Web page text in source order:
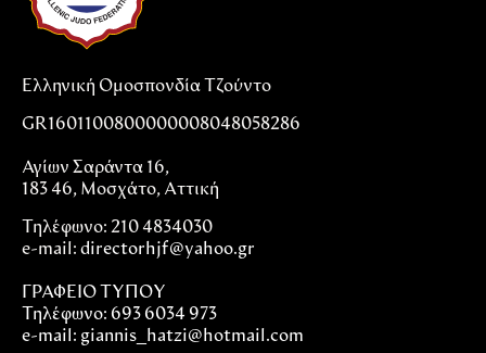
Ελληνική Ομοσπονδία Τζούντο
GR1601100800000008048058286
Αγίων Σαράντα 16,
183 46, Μοσχάτο, Αττική
Τηλέφωνο: 210 4834030
e-mail: directorhjf@yahoo.gr
ΓΡΑΦΕΙΟ ΤΥΠΟΥ
Τηλέφωνο: 693 6034 973
e-mail: giannis_hatzi@hotmail.com